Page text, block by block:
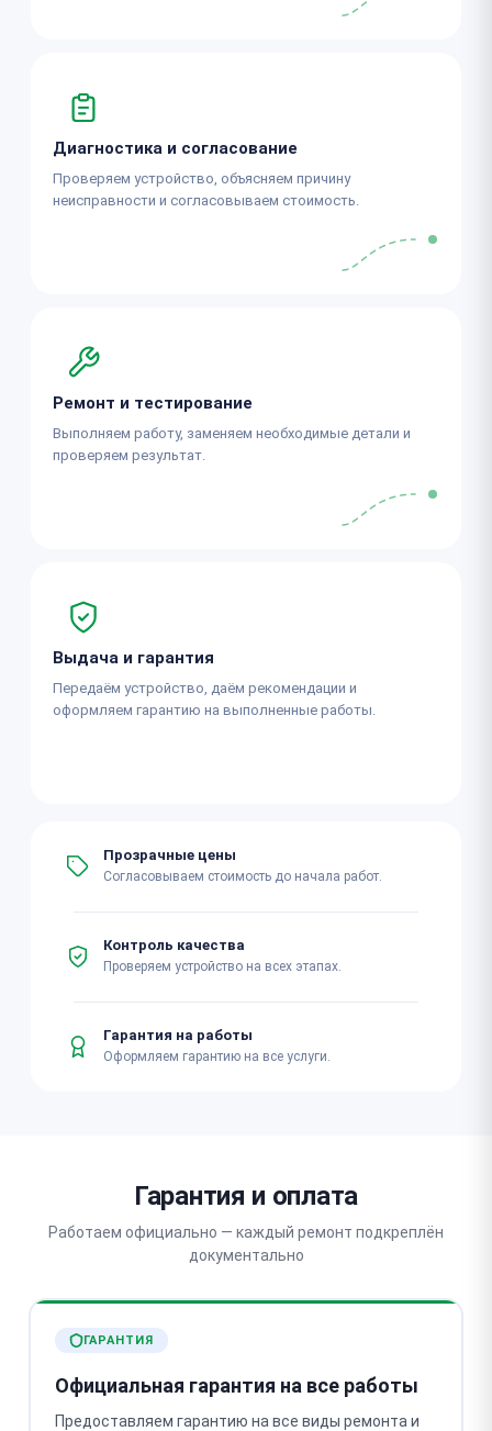
Диагностика и согласование
Проверяем устройство, объясняем причину
неисправности и согласовываем стоимость.
Ремонт и тестирование
Выполняем работу, заменяем необходимые детали и
проверяем результат.
Выдача и гарантия
Передаём устройство, даём рекомендации и
оформляем гарантию на выполненные работы.
Прозрачные цены
Согласовываем стоимость до начала работ.
Контроль качества
Проверяем устройство на всех этапах.
Гарантия на работы
Оформляем гарантию на все услуги.
Гарантия и оплата
Работаем официально — каждый ремонт подкреплён
документально
ГАРАНТИЯ
Официальная гарантия на все работы
Предоставляем гарантию на все виды ремонта и